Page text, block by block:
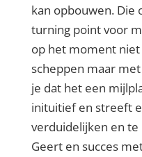
kan opbouwen. Die
turning point voor
op het moment
scheppen maar
je dat het een
inituitief en streeft
verduidelijken en
Geert en succes